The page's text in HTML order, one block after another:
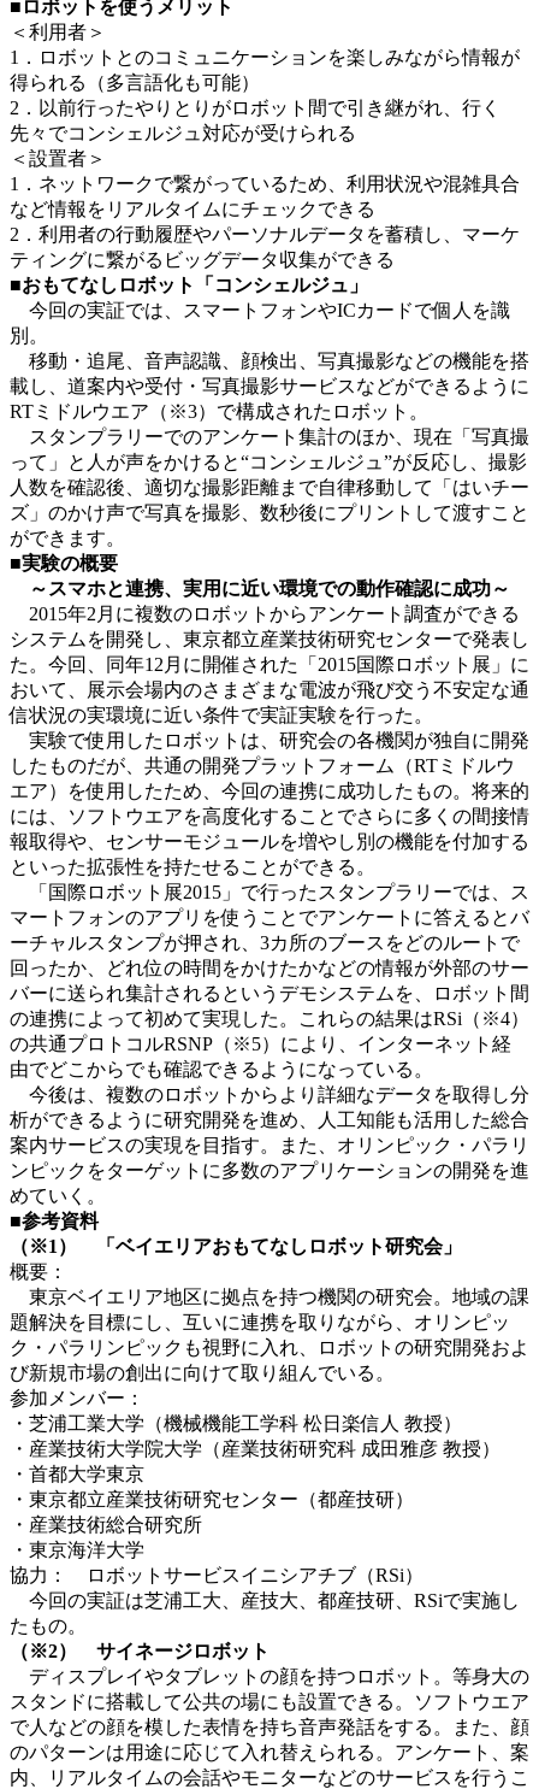
■ロボットを使うメリット
＜利用者＞
1．ロボットとのコミュニケーションを楽しみながら情報が
得られる（多言語化も可能）
2．以前行ったやりとりがロボット間で引き継がれ、行く
先々でコンシェルジュ対応が受けられる
＜設置者＞
1．ネットワークで繋がっているため、利用状況や混雑具合
など情報をリアルタイムにチェックできる
2．利用者の行動履歴やパーソナルデータを蓄積し、マーケ
ティングに繋がるビッグデータ収集ができる
■おもてなしロボット「コンシェルジュ」
今回の実証では、スマートフォンやICカードで個人を識
別。
移動・追尾、音声認識、顔検出、写真撮影などの機能を搭
載し、道案内や受付・写真撮影サービスなどができるように
RTミドルウエア（※3）で構成されたロボット。
スタンプラリーでのアンケート集計のほか、現在「写真撮
って」と人が声をかけると“コンシェルジュ”が反応し、撮影
人数を確認後、適切な撮影距離まで自律移動して「はいチー
ズ」のかけ声で写真を撮影、数秒後にプリントして渡すこと
ができます。
■実験の概要
～スマホと連携、実用に近い環境での動作確認に成功～
2015年2月に複数のロボットからアンケート調査ができる
システムを開発し、東京都立産業技術研究センターで発表し
た。今回、同年12月に開催された「2015国際ロボット展」に
おいて、展示会場内のさまざまな電波が飛び交う不安定な通
信状況の実環境に近い条件で実証実験を行った。
実験で使用したロボットは、研究会の各機関が独自に開発
したものだが、共通の開発プラットフォーム（RTミドルウ
エア）を使用したため、今回の連携に成功したもの。将来的
には、ソフトウエアを高度化することでさらに多くの間接情
報取得や、センサーモジュールを増やし別の機能を付加する
といった拡張性を持たせることができる。
「国際ロボット展2015」で行ったスタンプラリーでは、ス
マートフォンのアプリを使うことでアンケートに答えるとバ
ーチャルスタンプが押され、3カ所のブースをどのルートで
回ったか、どれ位の時間をかけたかなどの情報が外部のサー
バーに送られ集計されるというデモシステムを、ロボット間
の連携によって初めて実現した。これらの結果はRSi（※4）
の共通プロトコルRSNP（※5）により、インターネット経
由でどこからでも確認できるようになっている。
今後は、複数のロボットからより詳細なデータを取得し分
析ができるように研究開発を進め、人工知能も活用した総合
案内サービスの実現を目指す。また、オリンピック・パラリ
ンピックをターゲットに多数のアプリケーションの開発を進
めていく。
■参考資料
（※1） 「ベイエリアおもてなしロボット研究会」
概要：
東京ベイエリア地区に拠点を持つ機関の研究会。地域の課
題解決を目標にし、互いに連携を取りながら、オリンピッ
ク・パラリンピックも視野に入れ、ロボットの研究開発およ
び新規市場の創出に向けて取り組んでいる。
参加メンバー：
・芝浦工業大学（機械機能工学科 松日楽信人 教授）
・産業技術大学院大学（産業技術研究科 成田雅彦 教授）
・首都大学東京
・東京都立産業技術研究センター（都産技研）
・産業技術総合研究所
・東京海洋大学
協力： ロボットサービスイニシアチブ（RSi）
今回の実証は芝浦工大、産技大、都産技研、RSiで実施し
たもの。
（※2） サイネージロボット
ディスプレイやタブレットの顔を持つロボット。等身大の
スタンドに搭載して公共の場にも設置できる。ソフトウエア
で人などの顔を模した表情を持ち音声発話をする。また、顔
のパターンは用途に応じて入れ替えられる。アンケート、案
内、リアルタイムの会話やモニターなどのサービスを行うこ